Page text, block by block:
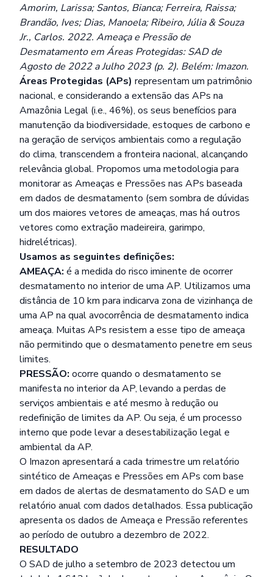
Amorim, Larissa; Santos, Bianca; Ferreira, Raissa;
Brandão, Ives; Dias, Manoela; Ribeiro, Júlia & Souza
Jr., Carlos. 2022. Ameaça e Pressão de
Desmatamento em Áreas Protegidas: SAD de
Agosto de 2022 a Julho 2023 (p. 2). Belém: Imazon.
Áreas Protegidas (APs) representam um patrimônio
nacional, e considerando a extensão das APs na
Amazônia Legal (i.e., 46%), os seus benefícios para
manutenção da biodiversidade, estoques de carbono e
na geração de serviços ambientais como a regulação
do clima, transcendem a fronteira nacional, alcançando
relevância global. Propomos uma metodologia para
monitorar as Ameaças e Pressões nas APs baseada
em dados de desmatamento (sem sombra de dúvidas
um dos maiores vetores de ameaças, mas há outros
vetores como extração madeireira, garimpo,
hidrelétricas).
Usamos as seguintes definições:
AMEAÇA: é a medida do risco iminente de ocorrer
desmatamento no interior de uma AP. Utilizamos uma
distância de 10 km para indicarva zona de vizinhança de
uma AP na qual avocorrência de desmatamento indica
ameaça. Muitas APs resistem a esse tipo de ameaça
não permitindo que o desmatamento penetre em seus
limites.
PRESSÃO: ocorre quando o desmatamento se
manifesta no interior da AP, levando a perdas de
serviços ambientais e até mesmo à redução ou
redefinição de limites da AP. Ou seja, é um processo
interno que pode levar a desestabilização legal e
ambiental da AP.
O Imazon apresentará a cada trimestre um relatório
sintético de Ameaças e Pressões em APs com base
em dados de alertas de desmatamento do SAD e um
relatório anual com dados detalhados. Essa publicação
apresenta os dados de Ameaça e Pressão referentes
ao período de outubro a dezembro de 2022.
RESULTADO
O SAD de julho a setembro de 2023 detectou um